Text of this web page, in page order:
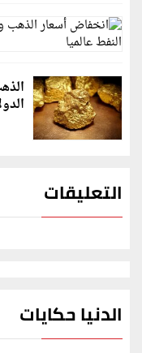
التعليقات
الدنيا حكايات